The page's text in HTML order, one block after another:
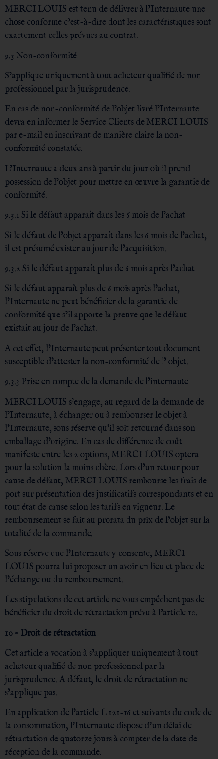
MERCI LOUIS est tenu de délivrer à l’Internaute une
chose conforme c’est-à-dire dont les caractéristiques sont
exactement celles prévues au contrat.
9.3 Non-conformité
S’applique uniquement à tout acheteur qualifié de non
professionnel par la jurisprudence.
En cas de non-conformité de l’objet livré l’Internaute
devra en informer le Service Clients de MERCI LOUIS
par e-mail en inscrivant de manière claire la non-
conformité constatée.
L’Internaute a deux ans à partir du jour où il prend
possession de l’objet pour mettre en œuvre la garantie de
conformité.
9.3.1 Si le défaut apparaît dans les 6 mois de l’achat
Si le défaut de l’objet apparaît dans les 6 mois de l’achat,
il est présumé exister au jour de l’acquisition.
9.3.2 Si le défaut apparaît plus de 6 mois après l’achat
Si le défaut apparaît plus de 6 mois après l’achat,
l’Internaute ne peut bénéficier de la garantie de
conformité que s’il apporte la preuve que le défaut
existait au jour de l’achat.
A cet effet, l’Internaute peut présenter tout document
susceptible d’attester la non-conformité de l’ objet.
9.3.3 Prise en compte de la demande de l’internaute
MERCI LOUIS s’engage, au regard de la demande de
l’Internaute, à échanger ou à rembourser le objet à
l’Internaute, sous réserve qu’il soit retourné dans son
emballage d’origine. En cas de différence de coût
manifeste entre les 2 options, MERCI LOUIS optera
pour la solution la moins chère. Lors d’un retour pour
cause de défaut, MERCI LOUIS rembourse les frais de
port sur présentation des justificatifs correspondants et en
tout état de cause selon les tarifs en vigueur. Le
remboursement se fait au prorata du prix de l’objet sur la
totalité de la commande.
Sous réserve que l’Internaute y consente, MERCI
LOUIS pourra lui proposer un avoir en lieu et place de
l’échange ou du remboursement.
Les stipulations de cet article ne vous empêchent pas de
bénéficier du droit de rétractation prévu à l’article 10.
10 – Droit de rétractation
Cet article a vocation à s’appliquer uniquement à tout
acheteur qualifié de non professionnel par la
jurisprudence. A défaut, le droit de rétractation ne
s’applique pas.
En application de l’article L 121-16 et suivants du code de
la consommation, l’Internaute dispose d’un délai de
rétractation de quatorze jours à compter de la date de
réception de la commande.